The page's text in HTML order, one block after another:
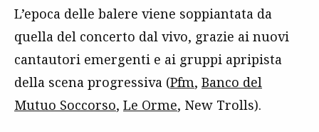
L’epoca delle balere viene soppiantata da
quella del concerto dal vivo, grazie ai nuovi
cantautori emergenti e ai gruppi apripista
della scena progressiva (Pfm, Banco del
Mutuo Soccorso, Le Orme, New Trolls).